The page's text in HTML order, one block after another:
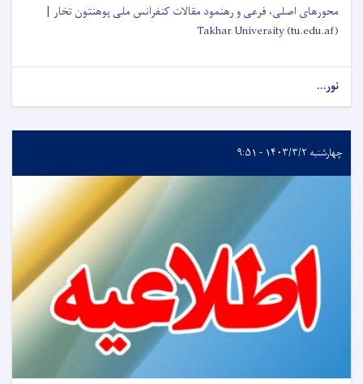
محورهای اصلی، فرعی و رهنمود مقالات کنفرانس ملی پوهنتون تخار |
Takhar University (tu.edu.af)
نور...
چهارشنبه ۱۴۰۳/۳/۲ - ۹:۵۱